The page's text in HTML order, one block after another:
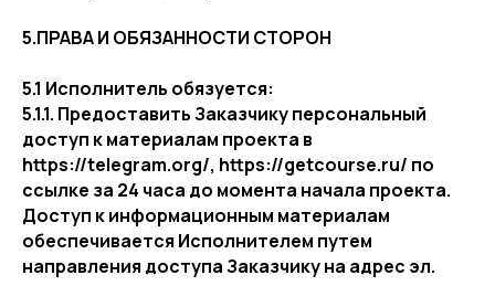
5.ПРАВА И ОБЯЗАННОСТИ СТОРОН
5.1 Исполнитель обязуется:
5.1.1. Предоставить Заказчику персональный
доступ к материалам проекта в
https://telegram.org/, https://getcourse.ru/ по
ссылке за 24 часа до момента начала проекта.
Доступ к информационным материалам
обеспечивается Исполнителем путем
направления доступа Заказчику на адрес эл.